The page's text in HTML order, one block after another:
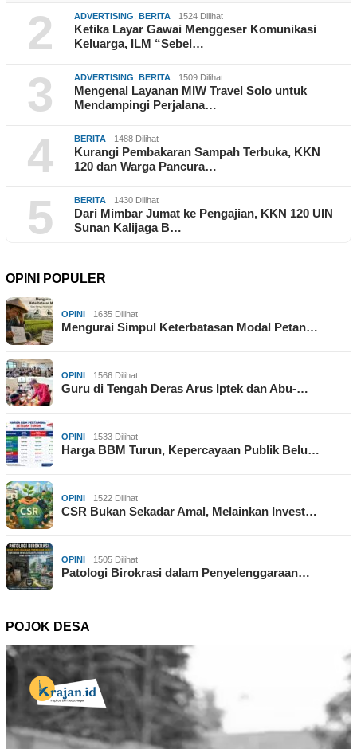
2 ADVERTISING BERITA 1524 Dilihat
Ketika Layar Gawai Menggeser Komunikasi
Keluarga, ILM “Sebel…
3 ADVERTISING BERITA 1509 Dilihat
Mengenal Layanan MIW Travel Solo untuk
Mendampingi Perjalana…
4 BERITA 1488 Dilihat
Kurangi Pembakaran Sampah Terbuka, KKN
120 dan Warga Pancura…
5 BERITA 1430 Dilihat
Dari Mimbar Jumat ke Pengajian, KKN 120 UIN
Sunan Kalijaga B…
OPINI POPULER
OPINI 1635 Dilihat
Mengurai Simpul Keterbatasan Modal Petan…
OPINI 1566 Dilihat
Guru di Tengah Deras Arus Iptek dan Abu-…
OPINI 1533 Dilihat
Harga BBM Turun, Kepercayaan Publik Belu…
OPINI 1522 Dilihat
CSR Bukan Sekadar Amal, Melainkan Invest…
OPINI 1505 Dilihat
Patologi Birokrasi dalam Penyelenggaraan…
POJOK DESA